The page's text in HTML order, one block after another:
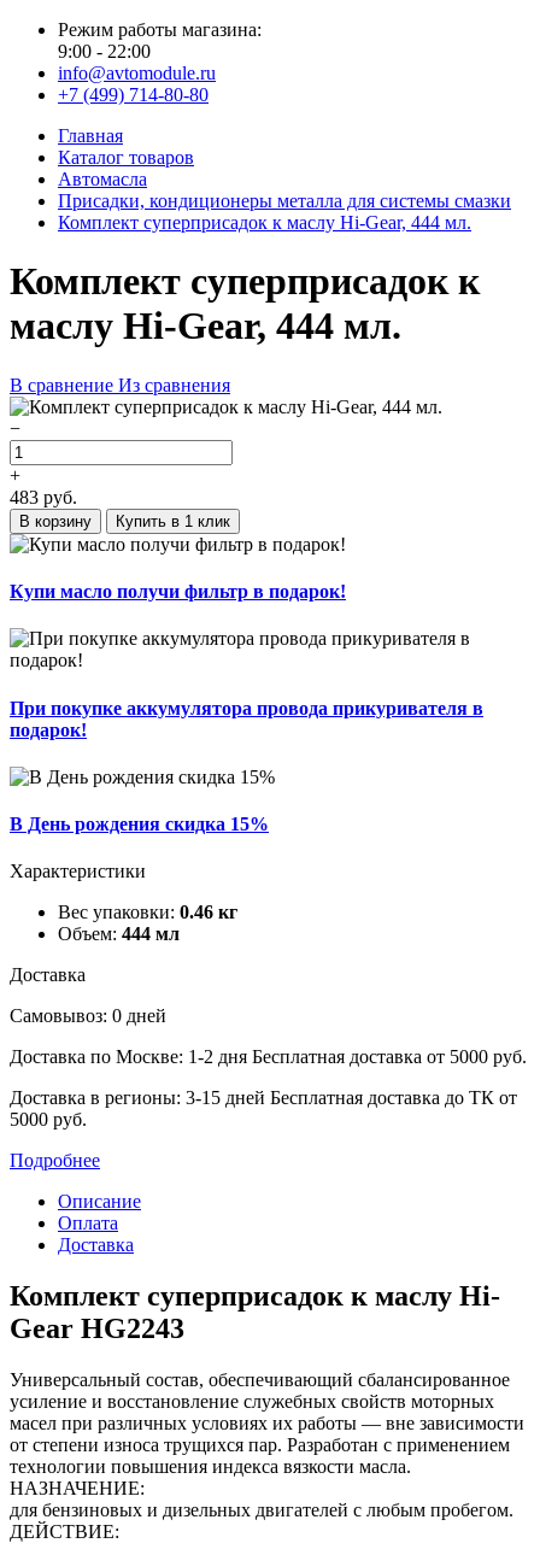
Режим работы магазина:
9:00 - 22:00
info@avtomodule.ru
+7 (499) 714-80-80
Главная
Каталог товаров
Автомасла
Присадки, кондиционеры металла для системы смазки
Комплект суперприсадок к маслу Hi-Gear, 444 мл.
Комплект суперприсадок к
маслу Hi-Gear, 444 мл.
В сравнение Из сравнения
−
+
483 руб.
В корзину Купить в 1 клик
Купи масло получи фильтр в подарок!
При покупке аккумулятора провода прикуривателя в
подарок!
В День рождения скидка 15%
Характеристики
Вес упаковки: 0.46 кг
Объем: 444 мл
Доставка
Самовывоз: 0 дней
Доставка по Москве: 1-2 дня Бесплатная доставка от 5000 руб.
Доставка в регионы: 3-15 дней Бесплатная доставка до ТК от
5000 руб.
Подробнее
Описание
Оплата
Доставка
Комплект суперприсадок к маслу Hi-
Gear HG2243
Универсальный состав, обеспечивающий сбалансированное
усиление и восстановление ‎служебных свойств моторных
масел при различных условиях их работы — вне зависимости
от ‎степени износа трущихся пар. Разработан с применением
технологии повышения индекса ‎вязкости масла.
НАЗНАЧЕНИЕ:
для бензиновых и дизельных двигателей с любым пробегом.
ДЕЙСТВИЕ: